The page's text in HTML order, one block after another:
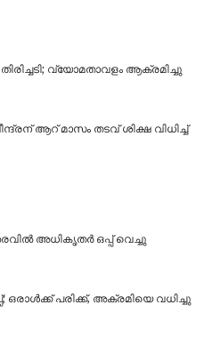
വ്യോമതാവളം ആക്രമിച്ചു
ആറ് മാസം തടവ് ശിക്ഷ വിധിച്ച്
അധികൃതര്‍ ഒപ്പ് വെച്ചു
ഒരാൾക്ക് പരിക്ക്, അക്രമിയെ വധിച്ചു